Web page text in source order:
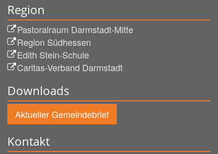
Region
Pastoralraum Darmstadt-Mitte
Region Südhessen
Edith Stein-Schule
Caritas-Verband Darmstadt
Downloads
Aktueller Gemeindebrief
Kontakt